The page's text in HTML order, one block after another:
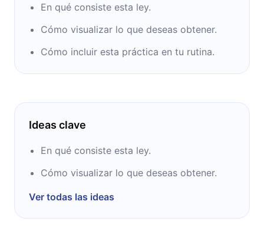
En qué consiste esta ley.
Cómo visualizar lo que deseas obtener.
Cómo incluir esta práctica en tu rutina.
Ideas clave
En qué consiste esta ley.
Cómo visualizar lo que deseas obtener.
Ver todas las ideas